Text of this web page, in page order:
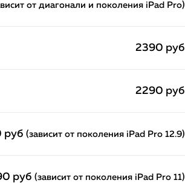
от диагонали и поколения iPad Pro)
2390 руб
2290 руб
руб (зависит от поколения iPad Pro 12.9)
руб (зависит от поколения iPad Pro 11)